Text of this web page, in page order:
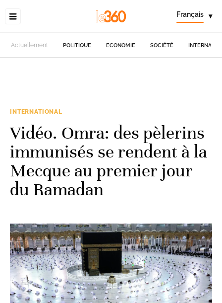
Français ▾
Actuellement POLITIQUE ECONOMIE SOCIÉTÉ
INTERNATIONAL
Vidéo. Omra: des pèlerins
immunisés se rendent à la
Mecque au premier jour
du Ramadan